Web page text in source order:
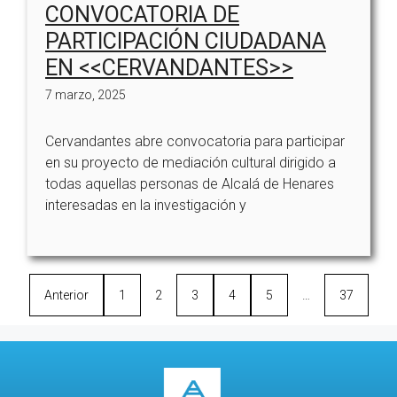
CONVOCATORIA DE
PARTICIPACIÓN CIUDADANA
EN <<CERVANDANTES>>
7 marzo, 2025
Cervandantes abre convocatoria para participar
en su proyecto de mediación cultural dirigido a
todas aquellas personas de Alcalá de Henares
interesadas en la investigación y
Anterior 1 2 3 4 5 … 37